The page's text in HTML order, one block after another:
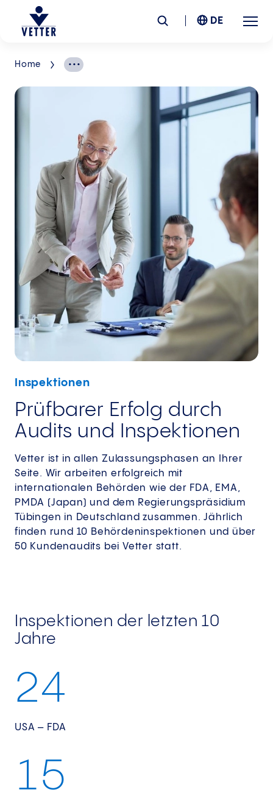
Unternehmen
Standorte
News & Insights
Karriere
DE
Home
Inspektionen
Prüfbarer Erfolg durch
Audits und Inspektionen​
Vetter ist in allen Zulassungsphasen an Ihrer
Seite. Wir arbeiten erfolgreich mit
internationalen Behörden wie der FDA, EMA,
PMDA (Japan) und dem Regierungspräsidium
Tübingen in Deutschland zusammen. Jährlich
finden rund 10 Behördeninspektionen und über
50 Kundenaudits bei Vetter statt.
Inspektionen der letzten 10
Jahre
24
USA – FDA
15